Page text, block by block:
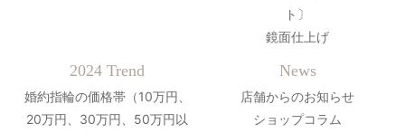
ト〕
鏡面仕上げ
2024 Trend
婚約指輪の価格帯（10万円、
20万円、30万円、50万円以
News
店舗からのお知らせ
ショップコラム